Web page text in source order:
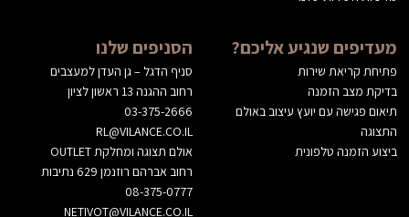
מעדיפים שנגיע אליכם?
פתיחת קריאת שירות
בדיקת מצב הזמנה
תיאום פגישה עם יועץ עיצוב באולם
התצוגה
ביצוע הזמנה טלפונית
הסניפים שלנו
סניף הדגל – גן העדן למעצבים
רחוב ההגנה 13 ראשון לציון
03-375-2666
RL@VILANCE.CO.IL
אולם תצוגה ומחלקת OUTLET
רחוב אברהם רוזנמן 629 נתיבות
08-375-0777
NETIVOT@VILANCE.CO.IL